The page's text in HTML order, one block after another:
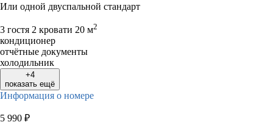
Или одной двуспальной стандарт
3 гостя 2 кровати 20 м2
кондиционер
отчётные документы
холодильник
+4
показать ещё
Информация о номере
5 990 ₽